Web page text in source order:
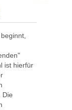
ist hierfür
Die